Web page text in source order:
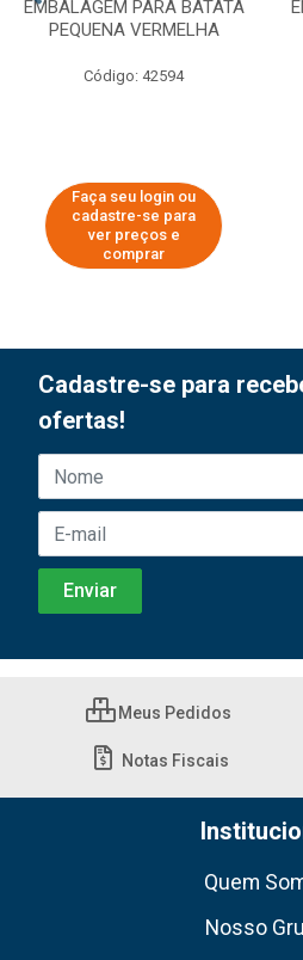
EMBALAGEM PARA BATATA
PEQUENA VERMELHA
Código: 42594
Faça seu login ou
cadastre-se para
ver preços e
comprar
Cadastre-se para
ofertas!
Meus Pedidos
Notas Fiscais
Quem
Nosso